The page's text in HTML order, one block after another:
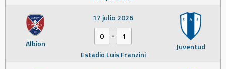
Albion Juventud
17 julio 2026
0
-
1
Estadio Luis Franzini